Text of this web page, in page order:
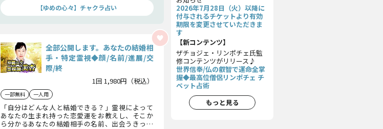
詳細をお伝えいたします。【ゆめの心々】チャクラ占い
全部公開します。あなたの結婚相
手・特定霊視◆顔/名前/進展/交
際/終
1回 1,980円（税込）
一部無料 一人用
「自分はどんな人と結婚できる？」霊視によって
あなたの生まれ持った恋愛運をお教えし、そこか
ら分かるあなたの結婚相手の名前、出会うきっか
2026年7月28日（火）以降に
付与されるチケットより有効
期限を変更させていただきま
す
【新コンテンツ】
ザチョジェ・リンポチェ氏監
修コンテンツがリリース♪
世界信奉/仏の叡智で運命全掌
握◆最高位僧侶リンポチェ チ
ベット占術
もっと見る